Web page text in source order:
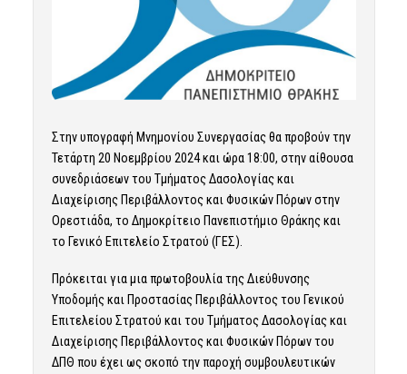
Στην υπογραφή Μνημονίου Συνεργασίας θα προβούν την
Τετάρτη 20 Νοεμβρίου 2024 και ώρα 18:00, στην αίθουσα
συνεδριάσεων του Τμήματος Δασολογίας και
Διαχείρισης Περιβάλλοντος και Φυσικών Πόρων στην
Ορεστιάδα, το Δημοκρίτειο Πανεπιστήμιο Θράκης και
το Γενικό Επιτελείο Στρατού (ΓΕΣ).
Πρόκειται για μια πρωτοβουλία της Διεύθυνσης
Υποδομής και Προστασίας Περιβάλλοντος του Γενικού
Επιτελείου Στρατού και του Τμήματος Δασολογίας και
Διαχείρισης Περιβάλλοντος και Φυσικών Πόρων του
ΔΠΘ που έχει ως σκοπό την παροχή συμβουλευτικών